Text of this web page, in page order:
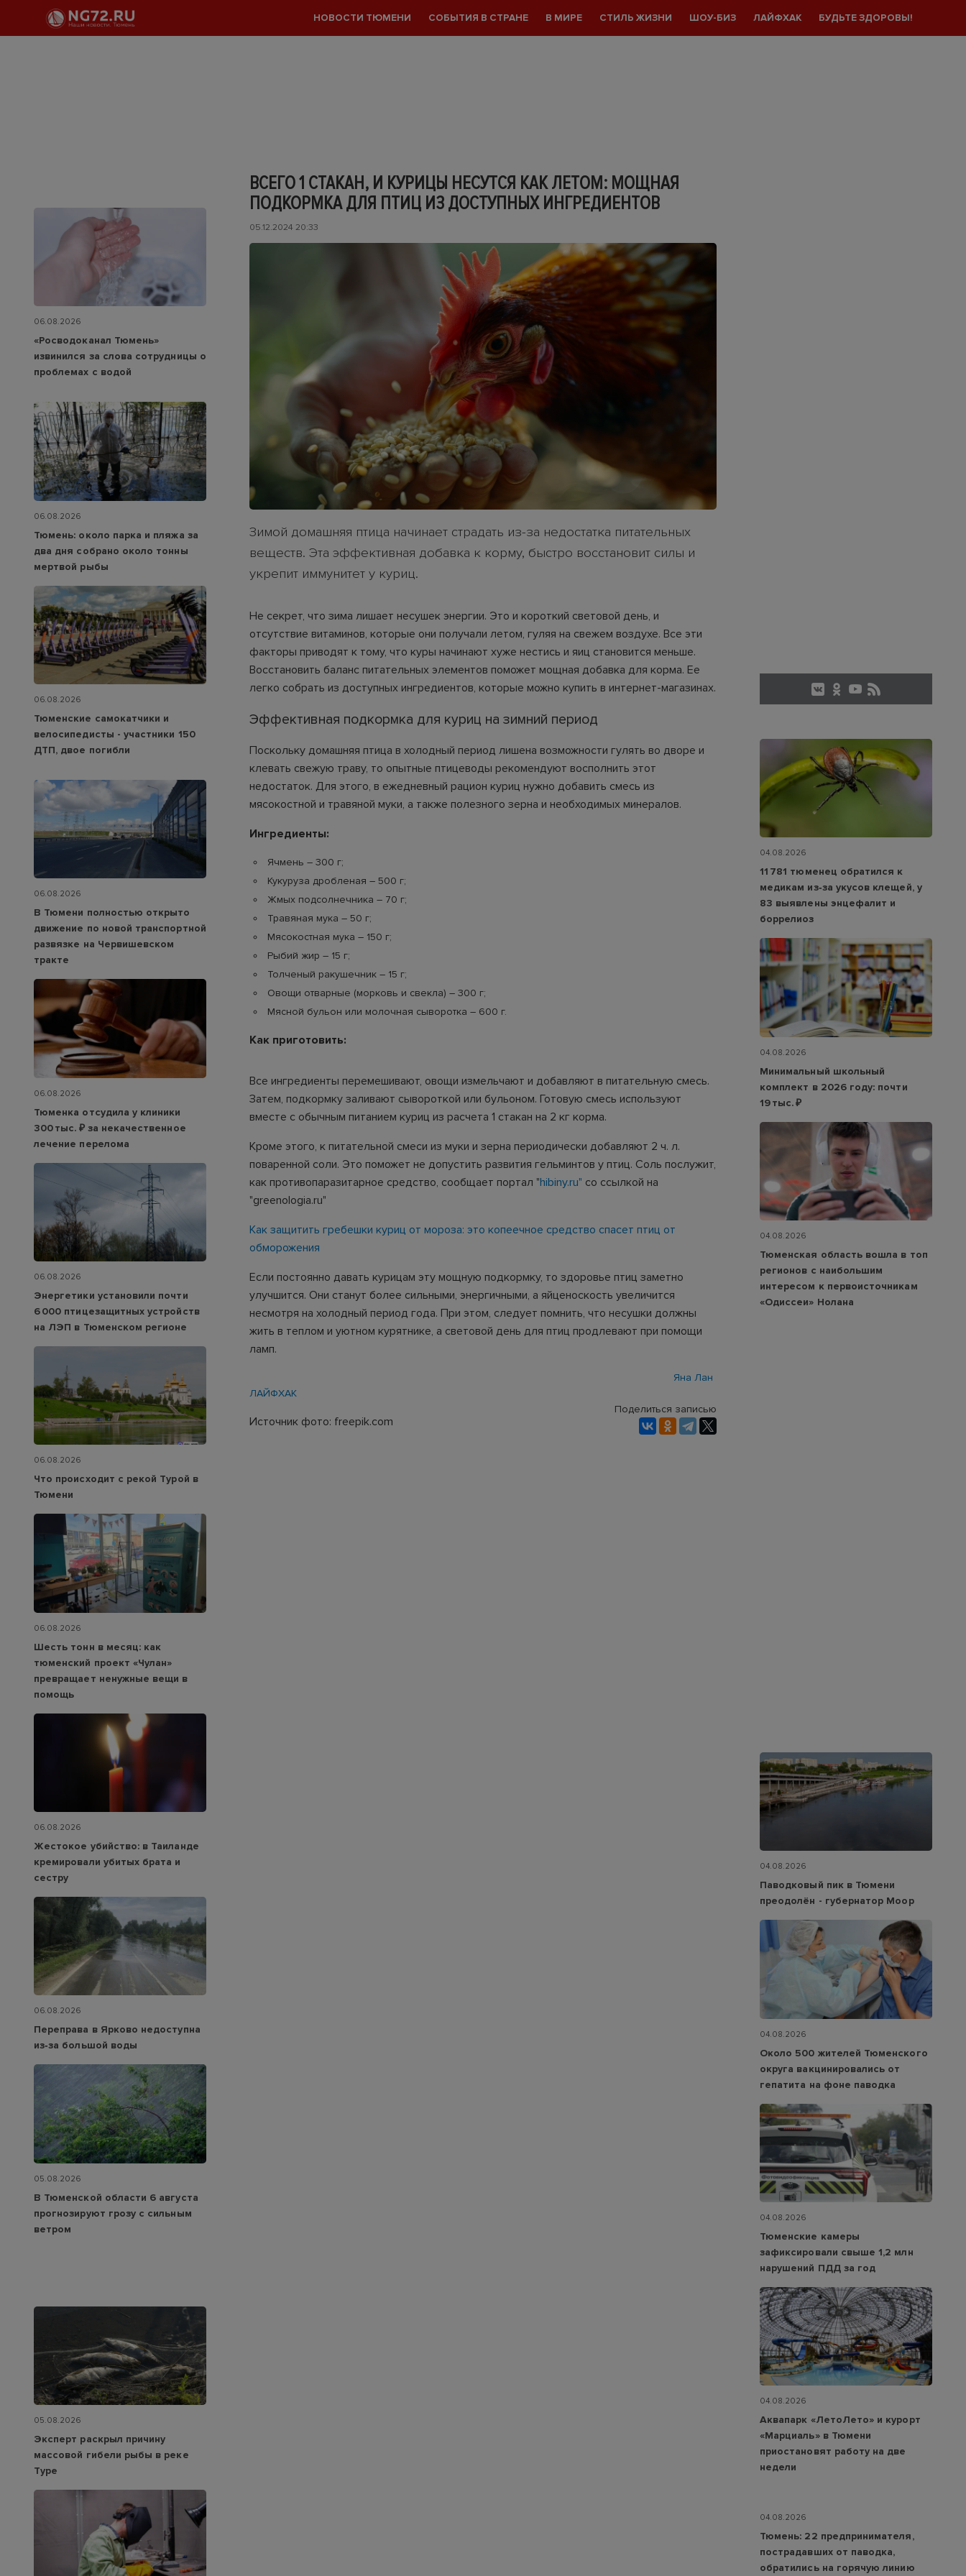
НОВОСТИ ТЮМЕНИ СОБЫТИЯ В СТРАНЕ В МИРЕ СТИЛЬ ЖИЗНИ ШОУ-БИЗ ЛАЙФХАК БУДЬТЕ ЗДОРОВЫ!
ВСЕГО 1 СТАКАН, И КУРИЦЫ НЕСУТСЯ КАК ЛЕТОМ: МОЩНАЯ
ПОДКОРМКА ДЛЯ ПТИЦ ИЗ ДОСТУПНЫХ ИНГРЕДИЕНТОВ
05.12.2024 20:33
Зимой домашняя птица начинает страдать из-за недостатка питательных
веществ. Эта эффективная добавка к корму, быстро восстановит силы и
укрепит иммунитет у куриц.
Не секрет, что зима лишает несушек энергии. Это и короткий световой день, и
отсутствие витаминов, которые они получали летом, гуляя на свежем воздухе. Все эти
факторы приводят к тому, что куры начинают хуже нестись и яиц становится меньше.
Восстановить баланс питательных элементов поможет мощная добавка для корма. Ее
легко собрать из доступных ингредиентов, которые можно купить в интернет-магазинах.
Эффективная подкормка для куриц на зимний период
Поскольку домашняя птица в холодный период лишена возможности гулять во дворе и
клевать свежую траву, то опытные птицеводы рекомендуют восполнить этот
недостаток. Для этого, в ежедневный рацион куриц нужно добавить смесь из
мясокостной и травяной муки, а также полезного зерна и необходимых минералов.
Ингредиенты:
Ячмень – 300 г;
Кукуруза дробленая – 500 г;
Жмых подсолнечника – 70 г;
Травяная мука – 50 г;
Мясокостная мука – 150 г;
Рыбий жир – 15 г;
Толченый ракушечник – 15 г;
Овощи отварные (морковь и свекла) – 300 г;
Мясной бульон или молочная сыворотка – 600 г.
Как приготовить:
Все ингредиенты перемешивают, овощи измельчают и добавляют в питательную смесь.
Затем, подкормку заливают сывороткой или бульоном. Готовую смесь используют
вместе с обычным питанием куриц из расчета 1 стакан на 2 кг корма.
Кроме этого, к питательной смеси из муки и зерна периодически добавляют 2 ч. л.
поваренной соли. Это поможет не допустить развития гельминтов у птиц. Соль послужит,
как противопаразитарное средство, сообщает портал "hibiny.ru" со ссылкой на
"greenologia.ru"
Как защитить гребешки куриц от мороза: это копеечное средство спасет птиц от
обморожения
Если постоянно давать курицам эту мощную подкормку, то здоровье птиц заметно
улучшится. Они станут более сильными, энергичными, а яйценоскость увеличится
несмотря на холодный период года. При этом, следует помнить, что несушки должны
жить в теплом и уютном курятнике, а световой день для птиц продлевают при помощи
ламп.
Яна Лан
ЛАЙФХАК
Источник фото: freepik.com
Поделиться записью
06.08.2026
«Росводоканал Тюмень»
извинился за слова сотрудницы о
проблемах с водой
06.08.2026
Тюмень: около парка и пляжа за
два дня собрано около тонны
мертвой рыбы
06.08.2026
Тюменские самокатчики и
велосипедисты - участники 150
ДТП, двое погибли
06.08.2026
В Тюмени полностью открыто
движение по новой транспортной
развязке на Червишевском
тракте
06.08.2026
Тюменка отсудила у клиники
300 тыс. ₽ за некачественное
лечение перелома
06.08.2026
Энергетики установили почти
6 000 птицезащитных устройств
на ЛЭП в Тюменском регионе
06.08.2026
Что происходит с рекой Турой в
Тюмени
06.08.2026
Шесть тонн в месяц: как
тюменский проект «Чулан»
превращает ненужные вещи в
помощь
06.08.2026
Жестокое убийство: в Таиланде
кремировали убитых брата и
сестру
06.08.2026
Переправа в Ярково недоступна
из‑за большой воды
05.08.2026
В Тюменской области 6 августа
прогнозируют грозу с сильным
ветром
05.08.2026
Эксперт раскрыл причину
массовой гибели рыбы в реке
Туре
04.08.2026
11 781 тюменец обратился к
медикам из‑за укусов клещей, у
83 выявлены энцефалит и
боррелиоз
04.08.2026
Минимальный школьный
комплект в 2026 году: почти
19 тыс. ₽
04.08.2026
Тюменская область вошла в топ
регионов с наибольшим
интересом к первоисточникам
«Одиссеи» Нолана
04.08.2026
Паводковый пик в Тюмени
преодолён - губернатор Моор
04.08.2026
Около 500 жителей Тюменского
округа вакцинировались от
гепатита на фоне паводка
04.08.2026
Тюменские камеры
зафиксировали свыше 1,2 млн
нарушений ПДД за год
04.08.2026
Аквапарк «ЛетоЛето» и курорт
«Марциаль» в Тюмени
приостановят работу на две
недели
04.08.2026
Тюмень: 22 предпринимателя,
пострадавших от паводка,
обратились на горячую линию